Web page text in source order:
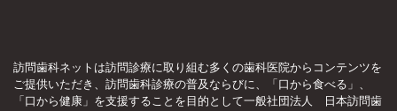
訪問歯科ネットは訪問診療に取り組む多くの歯科医院からコンテンツを
ご提供いただき、訪問歯科診療の普及ならびに、「口から食べる」、
「口から健康」を支援することを目的として一般社団法人 日本訪問歯